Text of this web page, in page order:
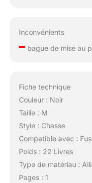
Inconvénients
–bague de mise au
Fiche technique
Couleur : Noir
Taille : M
Style : Chasse
Compatible avec :
Poids : 22 Livres
Type de matériau :
Pages : 1